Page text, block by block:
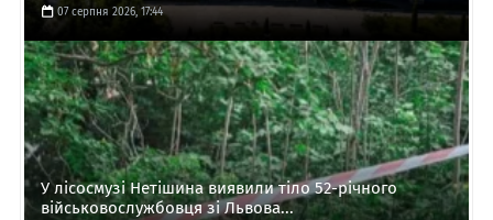
07 серпня 2026, 17:44
У лісосмузі Нетішина виявили тіло 52-річного
військовослужбовця зі Львова...